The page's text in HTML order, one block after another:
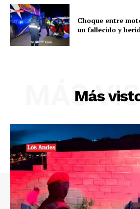
Diario los Andes
Nosotros
Contacto
Choque entre
un fallecido y
Más
MÁS